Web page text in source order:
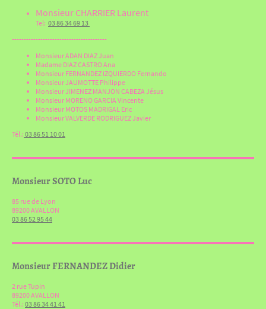
Monsieur CHARRIER Laurent
Tel: 03 86 34 69 13
----------------------------------------
Monsieur ADAN DIAZ Juan
Madame DIAZ CASTRO Ana
Monsieur FERNANDEZ IZQUIERDO Fernando
Monsieur JAUMOTTE Philippe
Monsieur JIMENEZ MANJON CABEZA Jésus
Monsieur MORENO GARCIA Vincente
Monsieur MOTOS MADRIGAL Eric
Monsieur VALVERDE RODRIGUEZ Javier
Tél.: 03 86 51 10 01
Monsieur SOTO Luc
85 rue de Lyon
89200 AVALLON
03 86 52 95 44
Monsieur FERNANDEZ Didier
2 rue Tupin
89200 AVALLON
Tél.: 03 86 34 41 41